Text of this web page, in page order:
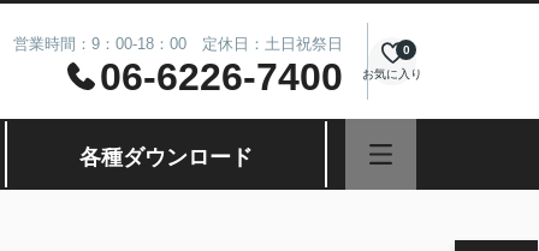
営業時間：9：00-18：00 定休日：土日祝祭日
06-6226-7400 お気に入り
0
各種ダウンロード